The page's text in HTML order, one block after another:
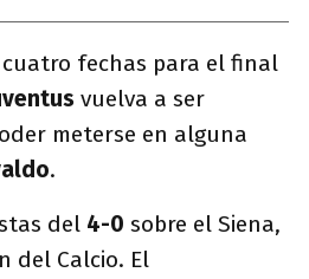
fechas para el final
vuelva a ser
meterse en alguna
.
del 4-0 sobre el Siena,
del Calcio. El